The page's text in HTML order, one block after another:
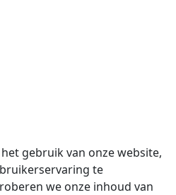
gebruik van onze website,
te
we onze inhoud van